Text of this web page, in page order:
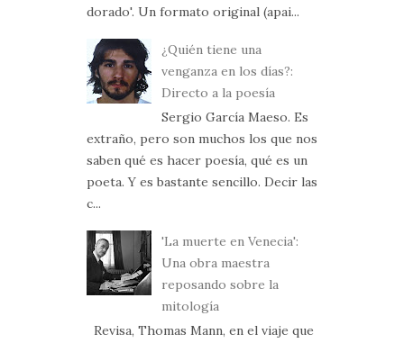
dorado'. Un formato original (apai...
¿Quién tiene una
venganza en los días?:
Directo a la poesía
Sergio García Maeso. Es
extraño, pero son muchos los que nos
saben qué es hacer poesía, qué es un
poeta. Y es bastante sencillo. Decir las
c...
'La muerte en Venecia':
Una obra maestra
reposando sobre la
mitología
Revisa, Thomas Mann, en el viaje que